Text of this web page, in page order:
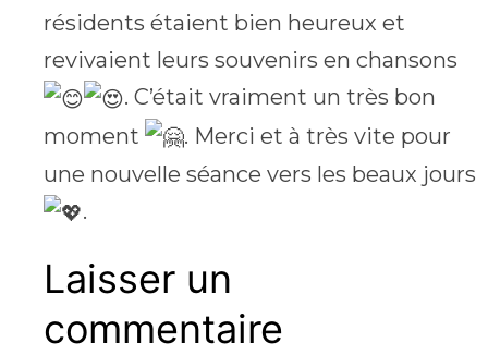
résidents étaient bien heureux et
revivaient leurs souvenirs en chansons
. C’était vraiment un très bon
moment
. Merci et à très vite pour
une nouvelle séance vers les beaux jours
.
Laisser un
commentaire